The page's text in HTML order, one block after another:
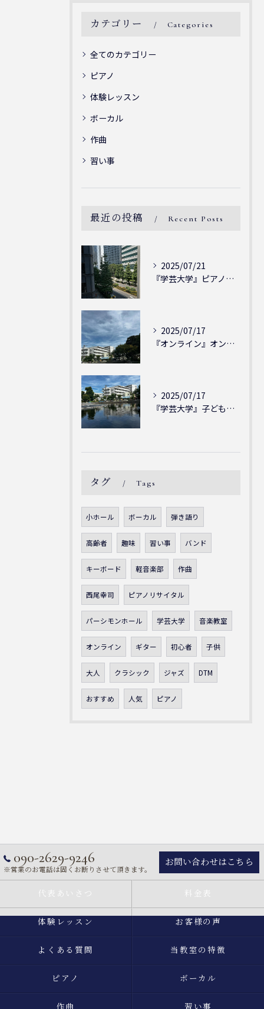
カテゴリー Categories
全てのカテゴリー
ピアノ
体験レッスン
ボーカル
作曲
習い事
最近の投稿 Recent Posts
2025/07/21
『学芸大学』ピアノを弾ける喜び - シェリー・アーツ音楽教室...
2025/07/17
『オンライン』オンラインの会員様大募集中！シェリー・アーツ音...
2025/07/17
『学芸大学』子どもには子どもの表現が大切！シェリー・アーツ音...
タグ Tags
小ホール ボーカル 弾き語り
高齢者 趣味 習い事 バンド
キーボード 軽音楽部 作曲
西尾幸司 ピアノリサイタル
パーシモンホール 学芸大学 音楽教室
オンライン ギター 初心者 子供
大人 クラシック ジャズ DTM
おすすめ 人気 ピアノ
090-2629-9246
※営業のお電話は固くお断りさせて頂きます。
お問い合わせはこちら
代表あいさつ 料金表
体験レッスン お客様の声
よくある質問 当教室の特徴
ピアノ ボーカル
作曲 習い事